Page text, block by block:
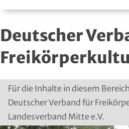
Deutscher
Für die Inhalte in diesem
Deutscher Verband für
Landesverband Mitte e.V.
Darmstadt-Dieburg
Frankfurt
Fulda-Hünfeld
Gießen
Groß-Gerau
Aikido
American Football
Athletik
Badminton
Bahnengolf
CVJM-Westbund
DJK
DLRG
DSLV
Deutscher Verband für
Archiv
Registrierung